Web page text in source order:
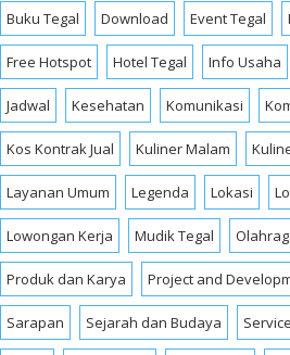
Buku Tegal Download Event Tegal
Free Hotspot Hotel Tegal Info Usaha
Jadwal Kesehatan Komunikasi
Kos Kontrak Jual Kuliner Malam
Layanan Umum Legenda Lokasi
Lowongan Kerja Mudik Tegal
Produk dan Karya Project and
Sarapan Sejarah dan Budaya